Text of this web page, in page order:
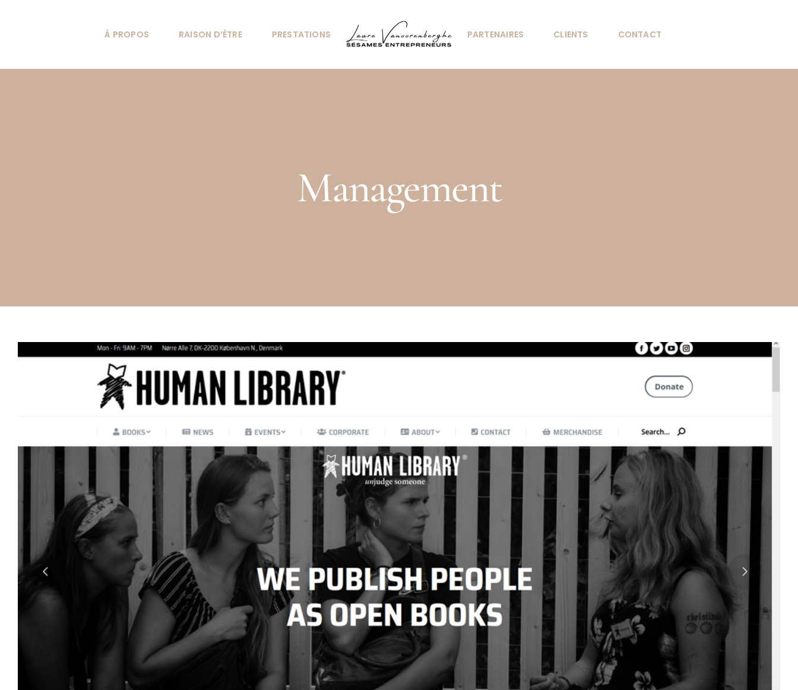
À PROPOS RAISON D’ÊTRE PRESTATIONS PARTENAIRES CLIENTS CONTACT
Management